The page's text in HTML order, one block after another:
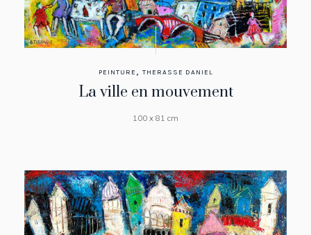
PEINTURE , THERASSE DANIEL
La ville en mouvement
100 x 81 cm